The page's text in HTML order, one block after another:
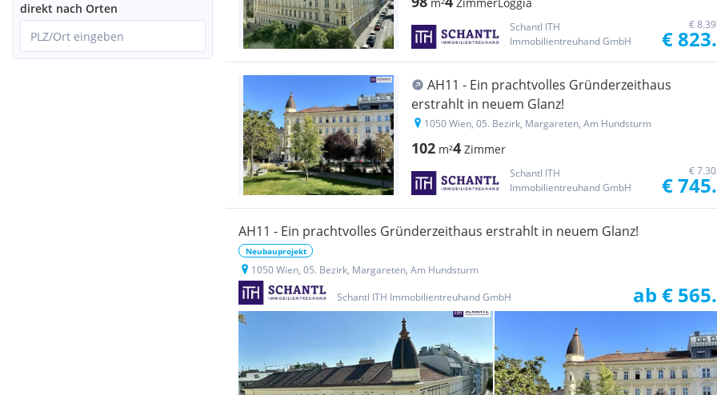
direkt nach Orten
PLZ/Ort eingeben
Schantl ITH
Immobilientreuhand GmbH
€
€
AH11 - Ein prachtvolles Gründerzeithaus
erstrahlt in neuem Glanz!
1050 Wien, 05. Bezirk, Margareten, Am Hundsturm
102 m²4 Zimmer
Schantl ITH
Immobilientreuhand GmbH
€
€
AH11 - Ein prachtvolles Gründerzeithaus erstrahlt in neuem Glanz!
Neubauprojekt
1050 Wien, 05. Bezirk, Margareten, Am Hundsturm
Schantl ITH Immobilientreuhand GmbH
ab €